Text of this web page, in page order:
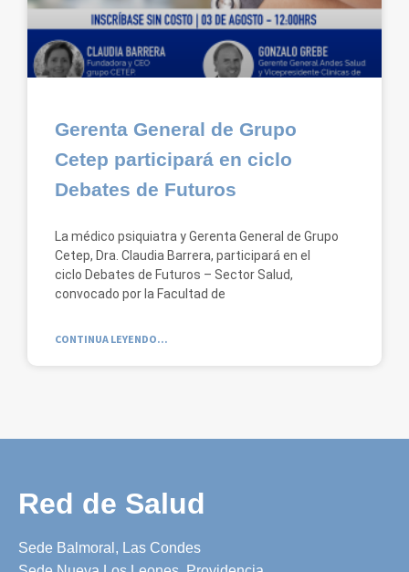
Gerenta General de Grupo
Cetep participará en ciclo
Debates de Futuros
La médico psiquiatra y Gerenta General de Grupo
Cetep, Dra. Claudia Barrera, participará en el
ciclo Debates de Futuros – Sector Salud,
convocado por la Facultad de
CONTINUA LEYENDO...
Red de Salud
Sede Balmoral, Las Condes